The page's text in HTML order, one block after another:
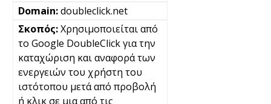
doubleclick.net
Χρησιμοποιείται από
το Google DoubleClick για την
καταχώριση και αναφορά των
ενεργειών του χρήστη του
ιστότοπου μετά από προβολή
ή κλικ σε μια από τις